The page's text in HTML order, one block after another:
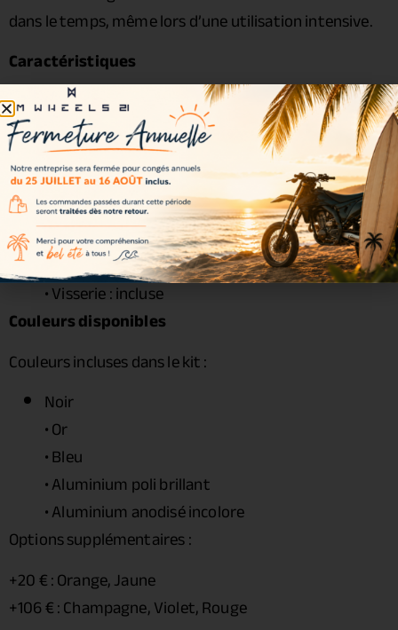
dans le temps, même lors d’une utilisation intensive.
Caractéristiques
Cercle :Excel Signature 3.50 x 16.5
• Moyeu :Haan Wheels
• Rayons : acier zingué
• Écrous : acier renforcé
• Roulements : inclus
• Joints spy : inclus
• Entretoises : incluses
• Visserie : incluse
Couleurs disponibles
Couleurs incluses dans le kit :
Noir
• Or
• Bleu
• Aluminium poli brillant
• Aluminium anodisé incolore
Options supplémentaires :
+20 € : Orange, Jaune
+106 € : Champagne, Violet, Rouge